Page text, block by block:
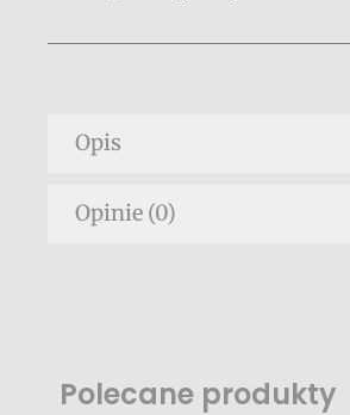
Opis
Opinie (0)
Polecane produkty